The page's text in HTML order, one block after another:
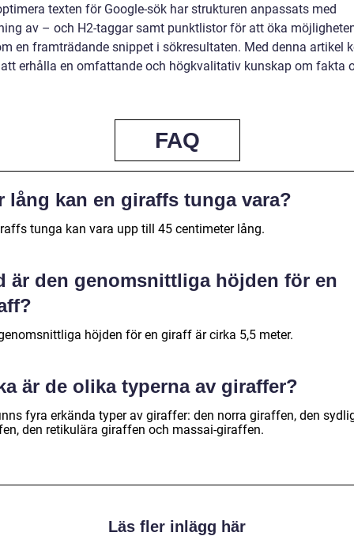
texten för Google-sök har strukturen anpassats med
av – och H2-taggar samt punktlistor för att öka
en framträdande snippet i sökresultaten. Med denna artikel
erhålla en omfattande och högkvalitativ kunskap om fakta
FAQ
lång kan en giraffs tunga vara?
tunga kan vara upp till 45 centimeter lång.
är den genomsnittliga höjden för en
höjden för en giraff är cirka 5,5 meter.
är de olika typerna av giraffer?
fyra erkända typer av giraffer: den norra giraffen, den
den retikulära giraffen och massai-giraffen.
Läs fler inlägg här